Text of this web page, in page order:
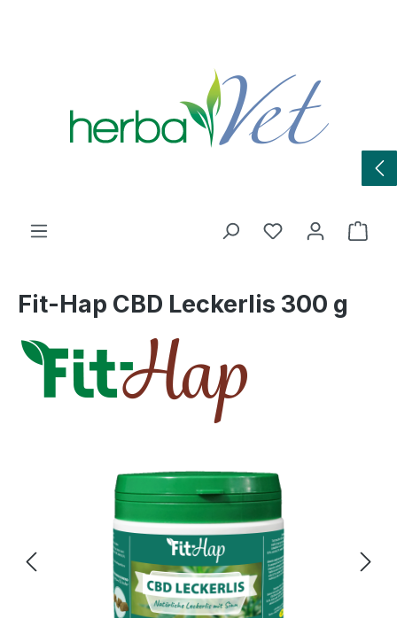
Du hast 0
Fit-Hap CBD Leckerlis 300 g
Bildergalerie überspringen